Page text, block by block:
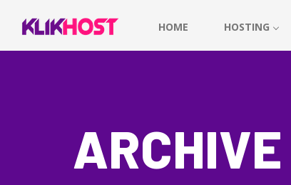
HOME HOSTING
ARCHIVE